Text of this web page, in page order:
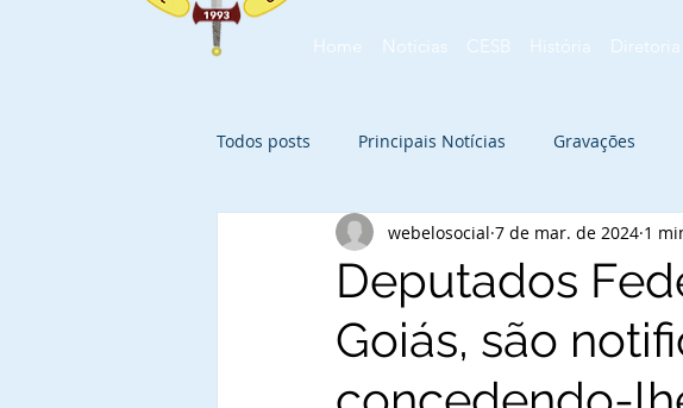
Home Notícias CESB História Diretoria
Todos posts Principais Notícias Gravações
Deputados
Goiás, são
webelosocial 7 de mar. de 2024 1